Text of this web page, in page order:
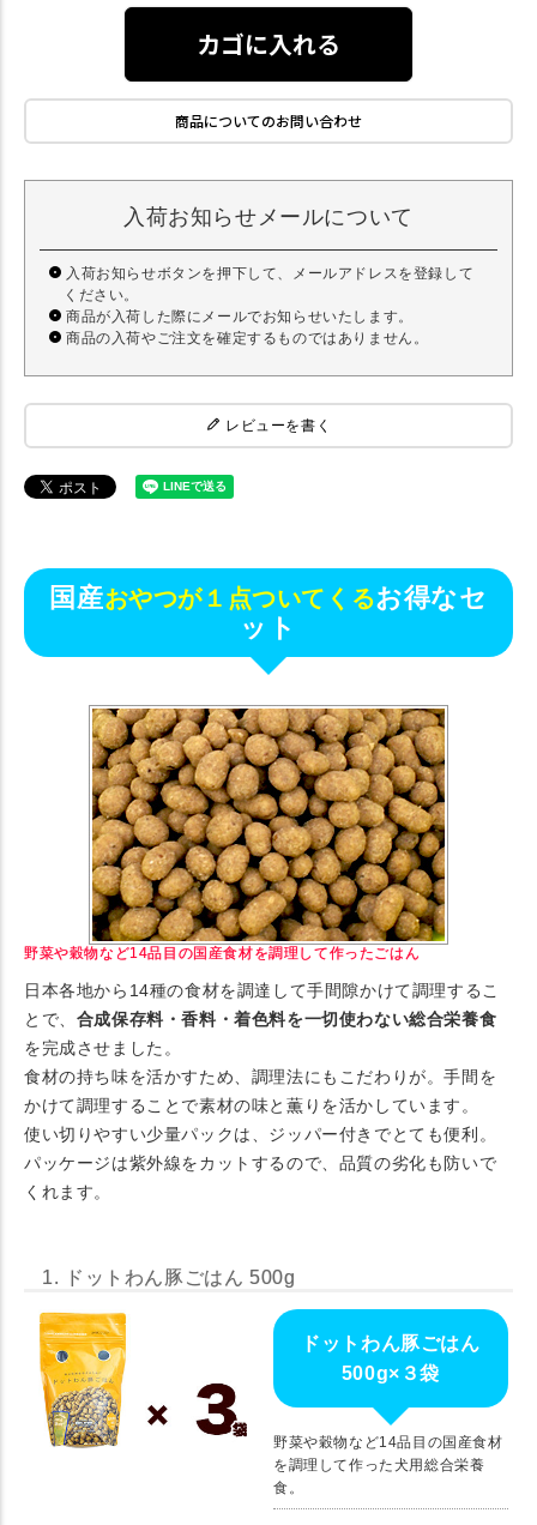
カゴに入れる
商品についてのお問い合わせ
入荷お知らせメールについて
入荷お知らせボタンを押下して、メールアドレスを登録して
ください。
商品が入荷した際にメールでお知らせいたします。
商品の入荷やご注文を確定するものではありません。
レビューを書く
国産おやつが１点ついてくるお得なセ
ット
野菜や穀物など14品目の国産食材を調理して作ったごはん
日本各地から14種の食材を調達して手間隙かけて調理するこ
とで、 合成保存料・香料・着色料を一切使わない総合栄養食
を完成させました。
食材の持ち味を活かすため、調理法にもこだわりが。手間を
かけて調理することで素材の味と薫りを活かしています。
使い切りやすい少量パックは、ジッパー付きでとても便利。
パッケージは紫外線をカットするので、品質の劣化も防いで
くれます。
1. ドットわん豚ごはん 500g
ドットわん豚ごはん
500g×３袋
野菜や穀物など14品目の国産食材
を調理して作った犬用総合栄養
食。